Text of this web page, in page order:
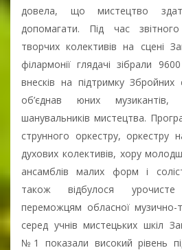
довела, що мистецтво
допомагати. Під час
творчих колективів на сцені
філармонії глядачі зібрали
внесків на підтримку
об’єднав юних музикантів,
шанувальників мистецтва.
струнного оркестру, оркестру
духових колективів, хору
ансамблів малих форм і
також відбулося
переможцям обласної музично-
серед учнів мистецьких шкіл
№1 показали високий рівень